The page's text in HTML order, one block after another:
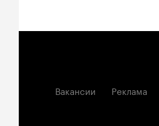
Вакансии Реклама